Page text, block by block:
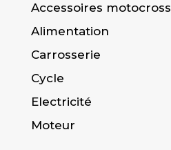
Accessoires motocross
Alimentation
Carrosserie
Cycle
Electricité
Moteur